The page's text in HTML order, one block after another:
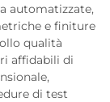
automatizzate,
e finiture
qualità
affidabili di
di test